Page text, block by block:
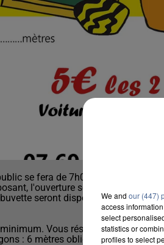
se fera de 7h00 à 18h00.
l'ouverture se fait à partir de
seront disponibles toute la
Vous réservez ainsi par
: 6 mètres obligatoires
We and our (447)
access
select
statistics or
profiles to select